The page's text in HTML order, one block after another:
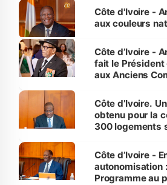
l'Etat de droit
vies humaines »
Côte d'Ivoire -
aux couleurs
Côte d’Ivoire -
fait le Président
aux Anciens
Côte d’Ivoire.
obtenu pour la
300 logements
et Yamoussoukro
Côte d’Ivoire -
autonomisation
Programme au